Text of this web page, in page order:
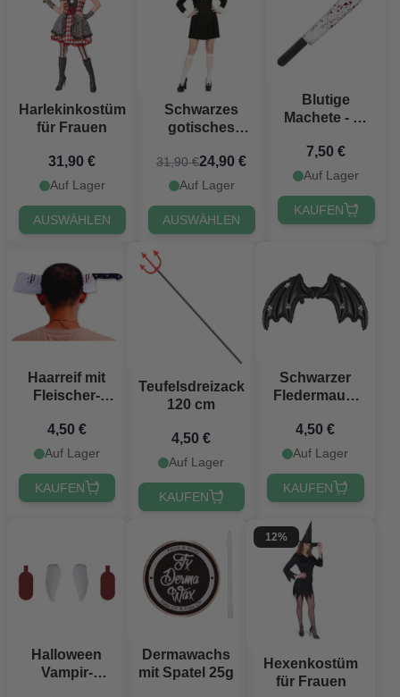
Harlekinkostüm
für Frauen
31,90 €
Auf Lager
AUSWÄHLEN
Schwarzes
gotisches
Schulmädchen-
Kleid
31,90 €24,90 €
Auf Lager
AUSWÄHLEN
Blutige
Machete - 53
7,50 €
Auf Lager
KAUFEN
Haarreif mit
Fleischer-
27x12 cm
4,50 €
Auf Lager
KAUFEN
Teufelsdreizack
120 cm
4,50 €
Auf Lager
KAUFEN
Schwarzer
Fledermaus-
Folienballon -
85x50 cm
4,50 €
Auf Lager
KAUFEN
Halloween
Vampir-
Dermawachs
mit Spatel 25g
12%
Hexenkostüm
für Frauen